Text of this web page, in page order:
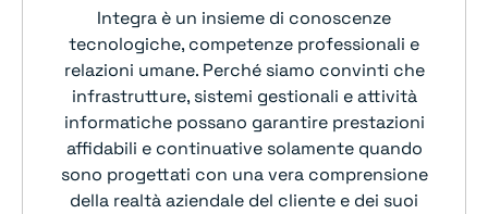
Integra è un insieme di conoscenze
tecnologiche, competenze professionali e
relazioni umane. Perché siamo convinti che
infrastrutture, sistemi gestionali e attività
informatiche possano garantire prestazioni
affidabili e continuative solamente quando
sono progettati con una vera comprensione
della realtà aziendale del cliente e dei suoi